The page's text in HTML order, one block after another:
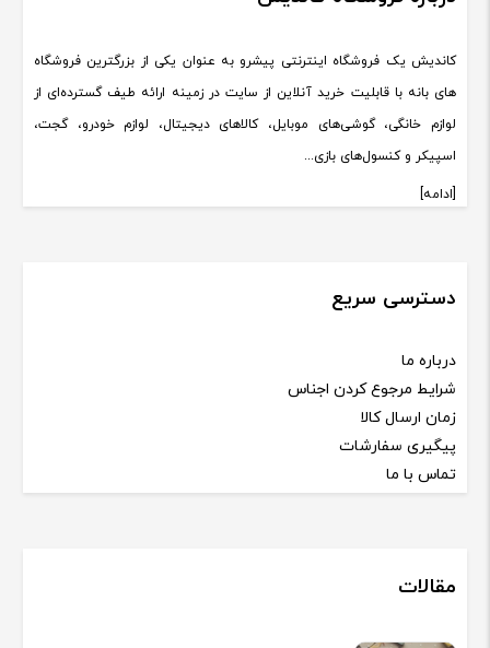
کاندیش یک فروشگاه اینترنتی پیشرو به عنوان یکی از بزرگترین فروشگاه
های بانه با قابلیت خرید آنلاین از سایت در زمینه ارائه طیف گسترده‌ای از
لوازم خانگی، گوشی‌های موبایل، کالاهای دیجیتال، لوازم خودرو، گجت،
اسپیکر و کنسول‌های بازی...
[ادامه]
دسترسی سریع
درباره ما
شرایط مرجوع کردن اجناس
زمان ارسال کالا
پیگیری سفارشات
تماس با ما
مقالات